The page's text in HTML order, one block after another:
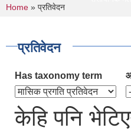
You are here
Home » प्रतिवेदन
प्रतिवेदन
Has taxonomy term
केहि पनि